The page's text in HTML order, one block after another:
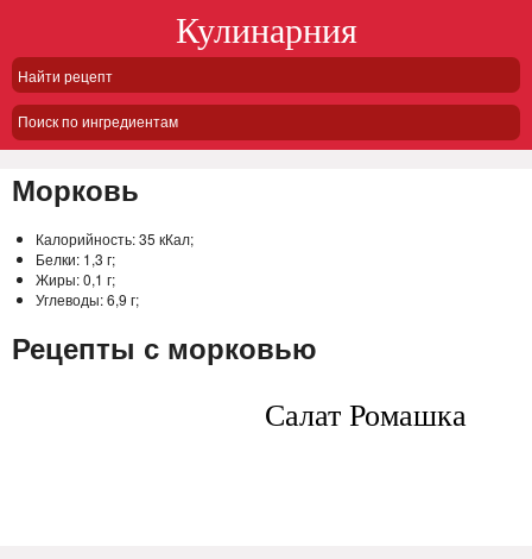
Кулинарния
Поиск по ингредиентам
Морковь
Калорийность:35 кКал;
Белки: 1,3 г;
Жиры:0,1 г;
Углеводы:6,9 г;
Рецепты с морковью
Салат Ромашка